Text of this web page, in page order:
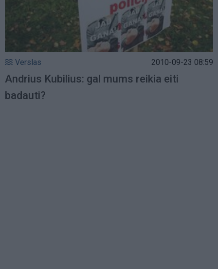
Verslas 2010-09-23 08:59
Andrius Kubilius: gal mums reikia eiti
badauti?